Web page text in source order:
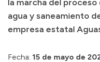
Consulta de
Consulta de pago a
Convocatorias
la marcha del
agua y saneamiento
empresa estatal
Fecha: 15 de mayo de